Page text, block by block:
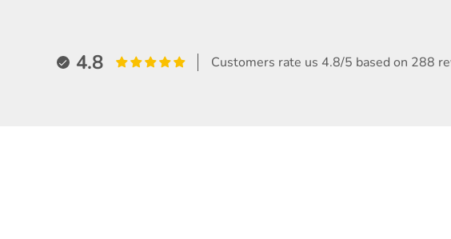
4.8 Customers rate us 4.8/5 based on 288